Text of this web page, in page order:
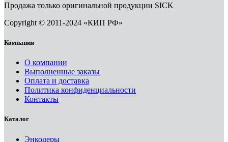
Продажа только оригинальной продукции SICK
Copyright © 2011-2024 «КИП РФ»
Компания
О компании
Выполненные заказы
Оплата и доставка
Политика конфиденциальности
Контакты
Каталог
Энкодеры